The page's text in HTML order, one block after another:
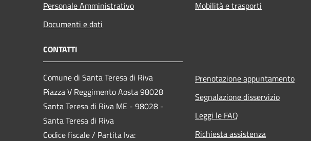
Personale Amministrativo
Documenti e dati
Mobilità e trasporti
CONTATTI
Comune di Santa Teresa di Riva
Piazza V Reggimento Aosta 98028
Santa Teresa di Riva ME - 98028 -
Santa Teresa di Riva
Codice fiscale / Partita Iva:
Prenotazione appuntamento
Segnalazione disservizio
Leggi le FAQ
Richiesta assistenza